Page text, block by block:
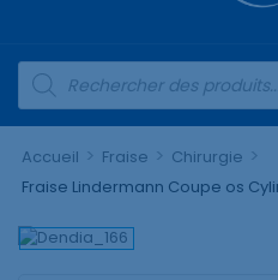
Accueil > Fraise > Chirurgie >
Fraise Lindermann Coupe os